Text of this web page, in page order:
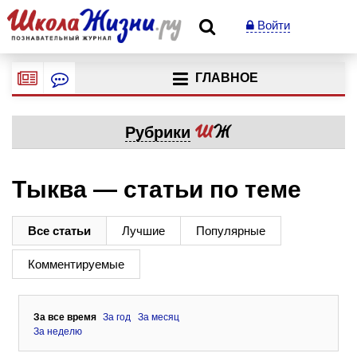
Войти
ГЛАВНОЕ
Рубрики
Тыква — статьи по теме
Все статьи Лучшие Популярные
Комментируемые
За все время За год
За месяц
За неделю